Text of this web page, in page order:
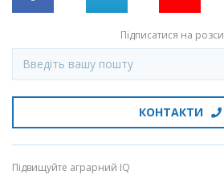
Підписатися на
КОНТАКТИ
Підвищуйте аграрний IQ